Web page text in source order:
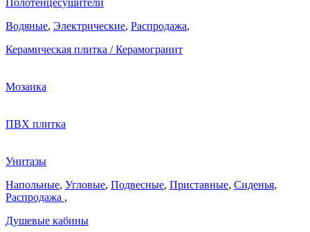
Полотенцесушители
Водяные, Электрические, Распродажа,
Керамическая плитка / Керамогранит
Мозаика
ПВХ плитка
Унитазы
Напольные, Угловые, Подвесные, Приставные, Сиденья,
Распродажа ,
Душевые кабины